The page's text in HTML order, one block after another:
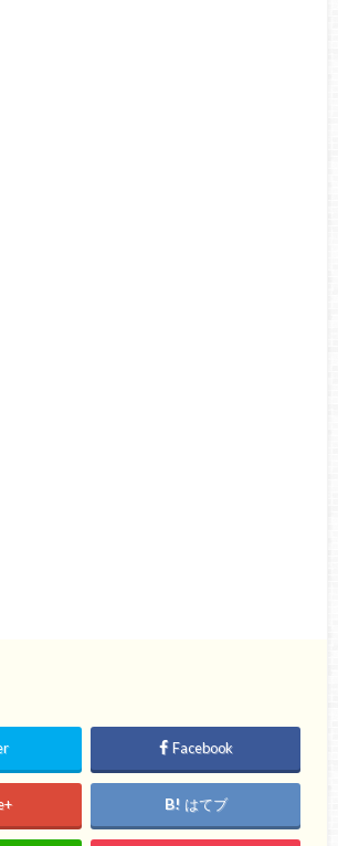
Facebook
はてブ